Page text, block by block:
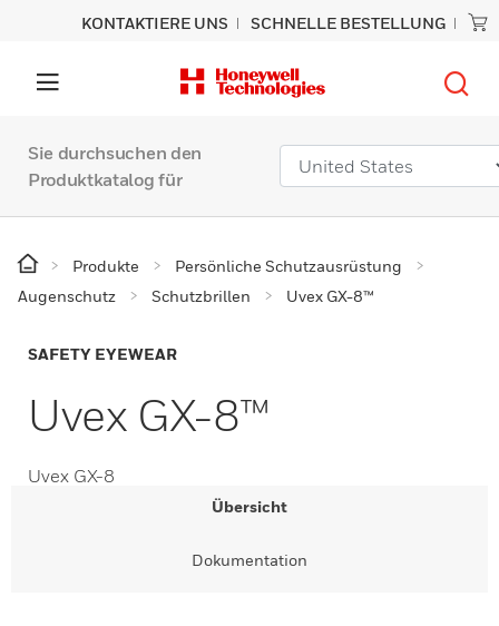
KONTAKTIERE UNS SCHNELLE BESTELLUNG
Sie durchsuchen den
Produktkatalog für
Produkte
Persönliche Schutzausrüstung
Augenschutz
Schutzbrillen Uvex GX-8™
SAFETY EYEWEAR
Uvex GX-8™
Uvex GX-8
Übersicht
Dokumentation